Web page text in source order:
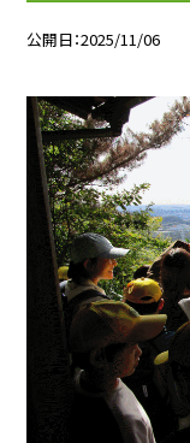
公開日 2025/11/06